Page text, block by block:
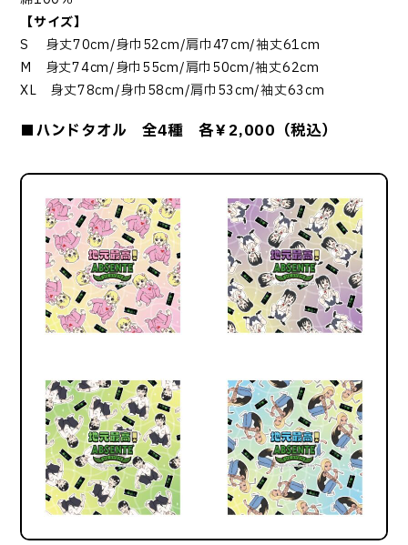
【サイズ】
S 身丈70cm/身巾52cm/肩巾47cm/袖丈61cm
M 身丈74cm/身巾55cm/肩巾50cm/袖丈62cm
XL 身丈78cm/身巾58cm/肩巾53cm/袖丈63cm
■ハンドタオル 全4種 各￥2,000（税込）